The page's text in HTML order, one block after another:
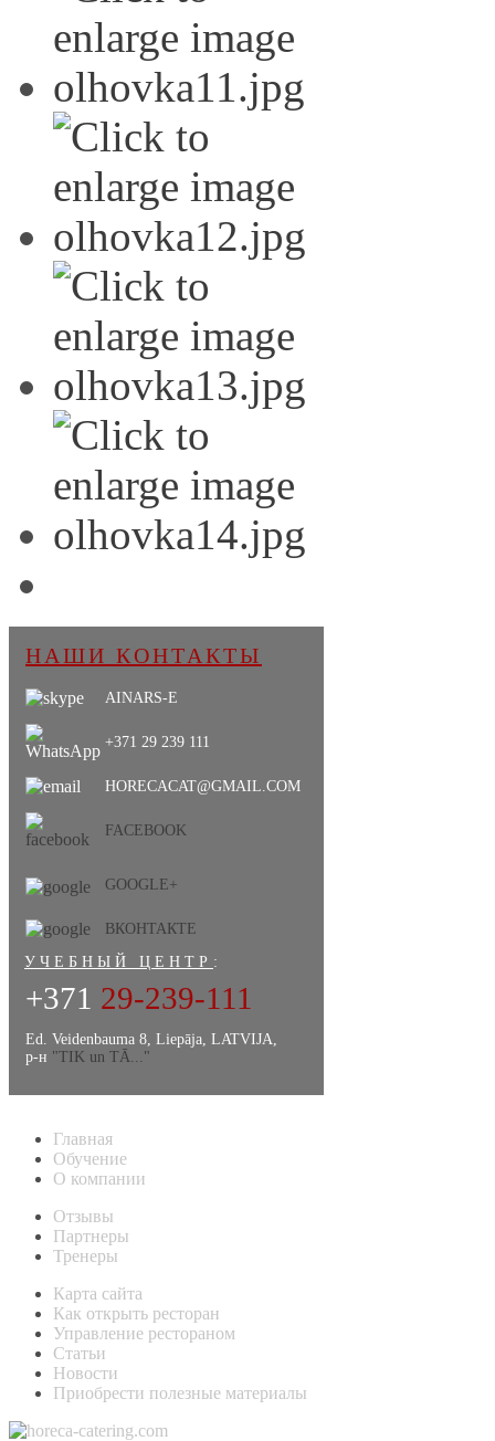
НАШИ КОНТАКТЫ
AINARS-E
+371 29 239 111
HORECACAT@GMAIL.COM
FACEBOOK
GOOGLE+
ВКОНТАКТЕ
УЧЕБНЫЙ ЦЕНТР :
+371 29-239-111
Ed. Veidenbauma 8, Liepāja, LATVIJA,
р-н "TIK un TĀ..."
Главная
Обучение
О компании
Отзывы
Партнеры
Тренеры
Карта сайта
Как открыть ресторан
Управление рестораном
Статьи
Новости
Приобрести полезные материалы